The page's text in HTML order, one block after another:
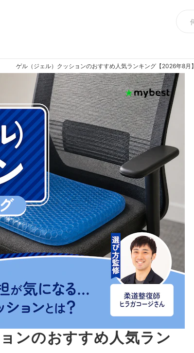
ゲル（ジェル）クッションのおすすめ人気ランキング【2026年8月】
ンのおすすめ人気ラン